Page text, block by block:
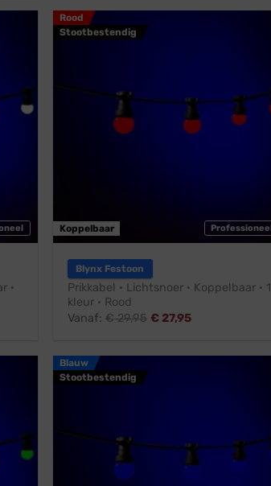
·
Rood
Stootbestendig
Professioneel
Koppelbaar
Blynx Festoon
Prikkabel · Lichtsnoer · Koppelbaar · 1
kleur · Rood
Vanaf: €29,95 € 27,95
Blauw
Stootbestendig